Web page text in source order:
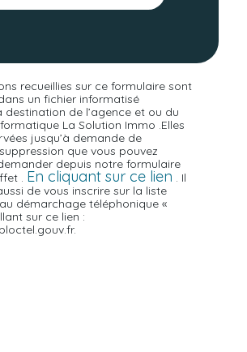
recueillies sur ce formulaire sont
un fichier informatisé
destination de l’agence et ou du
La Solution Immo .Elles
jusqu’à demande de
que vous pouvez
depuis notre formulaire
. En cliquant sur ce lien . Il
de vous inscrire sur la liste
démarchage téléphonique «
sur ce lien :